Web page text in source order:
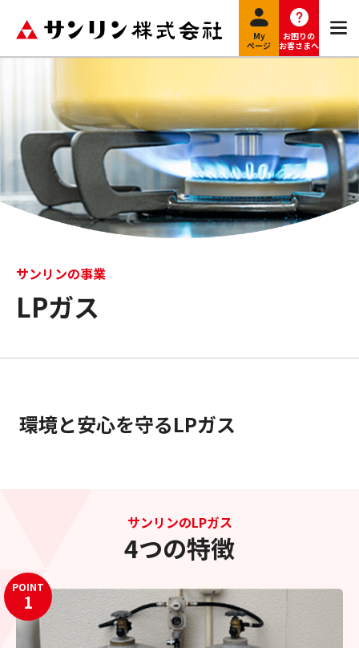
My
ページ
お困りの
お客さまへ
サンリンの事業
LPガス
環境と安心を守るLPガス
サンリンのLPガス
4つの特徴
POINT
1